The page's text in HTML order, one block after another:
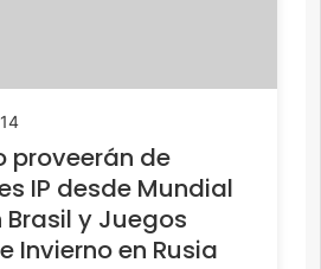
proveerán de
IP desde Mundial
Brasil y Juegos
Invierno en Rusia